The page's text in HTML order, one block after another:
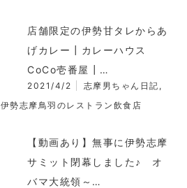
店舗限定の伊勢甘タレからあ
げカレー┃カレーハウス
CoCo壱番屋┃…
2021/4/2 志摩男ちゃん日記 ,
伊勢志摩鳥羽のレストラン飲食店
【動画あり】無事に伊勢志摩
サミット閉幕しました♪ オ
バマ大統領～…